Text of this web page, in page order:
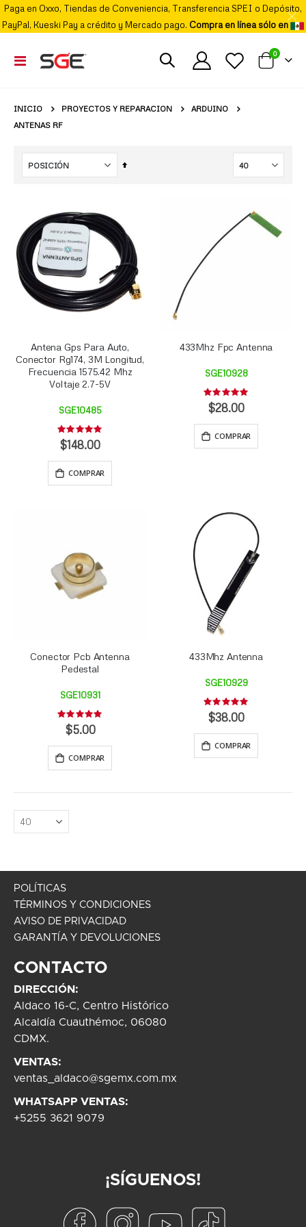
Paga en Oxxo, Tiendas de Conveniencia, Transferencia SPEI o Depósito,
PayPal, Kueski Pay a crédito y Mercado pago. Compra en línea sólo en
Cambiar
Nav
Mi carrito
0
INICIO PROYECTOS Y REPARACION
ARDUINO
ANTENAS RF
Fijar
Antena Gps Para Auto,
Conector Rg174, 3M Longitud,
Frecuencia 1575.42 Mhz
Voltaje 2.7-5V
SGE10485
Rating:
0%
$148.00
COMPRAR
433Mhz Fpc Antenna
SGE10928
Rating:
0%
$28.00
COMPRAR
Conector Pcb Antenna
Pedestal
SGE10931
Rating:
0%$5.00
COMPRAR
433Mhz Antenna
SGE10929
Rating:
0%
$38.00
COMPRAR
POLÍTICAS
TÉRMINOS Y CONDICIONES
AVISO DE PRIVACIDAD
GARANTÍA Y DEVOLUCIONES
CONTACTO
DIRECCIÓN:
Aldaco 16-C, Centro Histórico
Alcaldía Cuauthémoc, 06080
CDMX.
VENTAS:
ventas_aldaco@sgemx.com.mx
WHATSAPP VENTAS:
+5255 3621 9079
¡SÍGUENOS!